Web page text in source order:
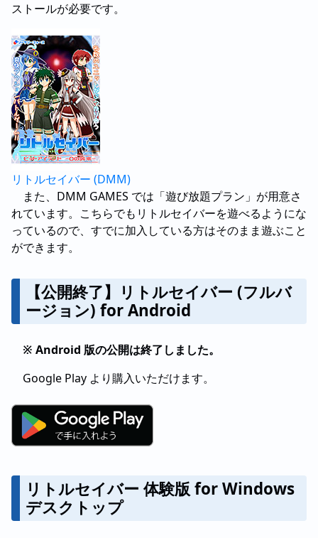
ストールが必要です。
リトルセイバー (DMM)
また、DMM GAMES では「遊び放題プラン」が用意さ
れています。こちらでもリトルセイバーを遊べるようにな
っているので、すでに加入している方はそのまま遊ぶこと
ができます。
【公開終了】リトルセイバー (フルバ
ージョン) for Android
※ Android 版の公開は終了しました。
Google Play より購入いただけます。
リトルセイバー 体験版 for Windows
デスクトップ